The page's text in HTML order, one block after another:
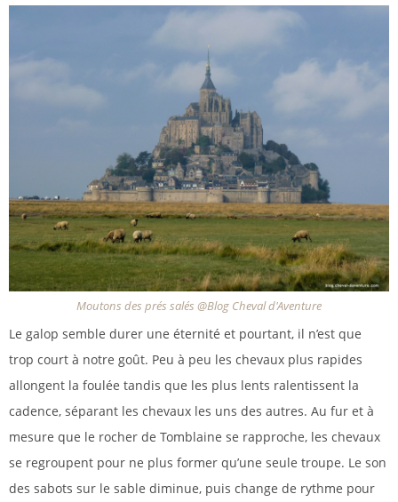
Moutons des prés salés @Blog Cheval d'Aventure
Le galop semble durer une éternité et pourtant, il n’est que
trop court à notre goût. Peu à peu les chevaux plus rapides
allongent la foulée tandis que les plus lents ralentissent la
cadence, séparant les chevaux les uns des autres. Au fur et à
mesure que le rocher de Tomblaine se rapproche, les chevaux
se regroupent pour ne plus former qu’une seule troupe. Le son
des sabots sur le sable diminue, puis change de rythme pour